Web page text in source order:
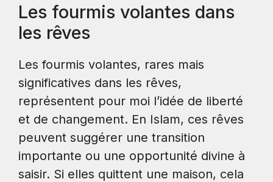
Les fourmis volantes dans
les rêves
Les fourmis volantes, rares mais
significatives dans les rêves,
représentent pour moi l’idée de liberté
et de changement. En Islam, ces rêves
peuvent suggérer une transition
importante ou une opportunité divine à
saisir. Si elles quittent une maison, cela